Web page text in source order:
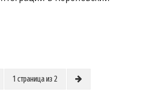
1 страница из 2